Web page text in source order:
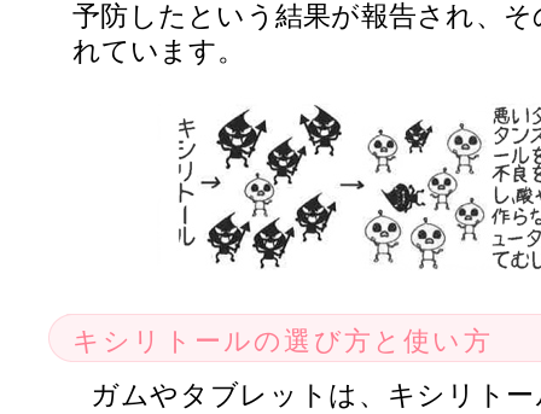
予防したという結果が報告され、
れています。
キシリトールの選び方と使い方
ガムやタブレットは、キシリトー